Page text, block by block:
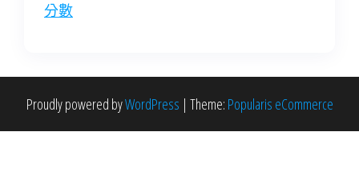
分數
Proudly powered byWordPress | Theme: Popularis eCommerce